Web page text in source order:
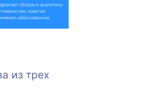
из трех